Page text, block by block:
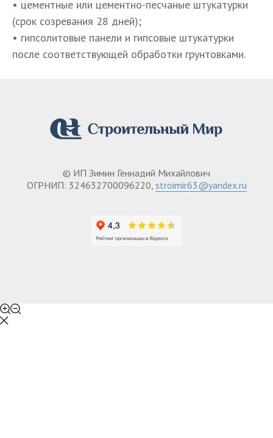
• цементные или цементно-песчаные штукатурки
(срок созревания 28 дней);
• гипсолитовые панели и гипсовые штукатурки
после соответствующей обработки грунтовками.
© ИП Зимин Геннадий Михайлович
ОГРНИП: 324632700096220, stroimir63@yandex.ru